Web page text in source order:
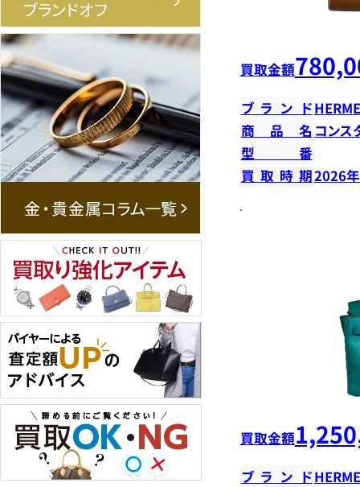
買取金額
ブランド
商品名 コンス
型番
買取時期2026
買取金額
ブランド